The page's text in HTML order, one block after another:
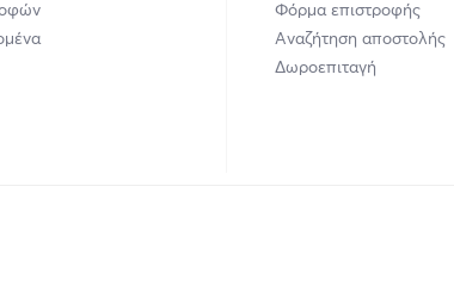
Φόρμα επιστροφής
Αναζήτηση αποστολής
Δωροεπιταγή